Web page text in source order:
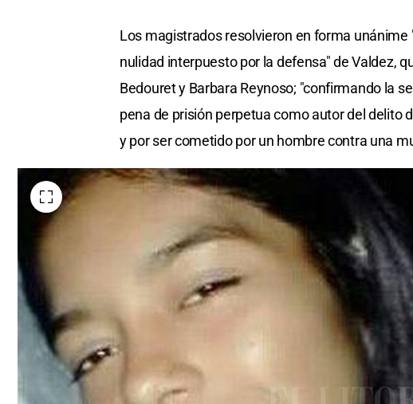
Los magistrados resolvieron en forma
nulidad interpuesto por la defensa" de Valdez,
Bedouret y Barbara Reynoso; "confirmando la
pena de prisión perpetua como autor del delito
y por ser cometido por un hombre contra una